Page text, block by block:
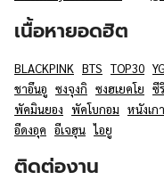
เนื้อหายอดฮิต
BLACKPINK BTS TOP30 YG
ชาอึนอู ซงจุงกิ ซงฮเยคโย ซี
พัคมินยอง พัคโบกอม หนังเก
อีดงอุค อีเจฮุน ไอยู
ติดต่องาน